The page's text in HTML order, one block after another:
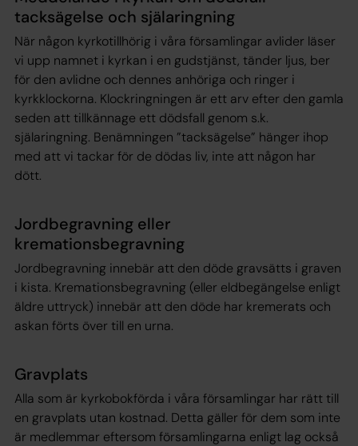
tacksägelse och själaringning
När någon kyrkotillhörig i våra församlingar avlider läser
vi upp namnet i kyrkan i en gudstjänst, tänder ljus, ber
för den avlidne och dennes anhöriga och ringer i
kyrkklockorna. Klockringningen är ett arv efter den gamla
seden att tillkännage ett dödsfall genom s.k.
själaringning. Benämningen ”tacksägelse” hänger ihop
med att vi tackar för de dödas liv, inte att någon har
dött.
Jordbegravning eller
kremationsbegravning
Jordbegravning innebär att den döde gravsätts i graven
i kista. Kremationsbegravning (eller eldbegängelse enligt
äldre uttryck) innebär att den döde har kremerats och
askan förts över till en urna.
Gravplats
Alla som är kyrkobokförda i våra församlingar har rätt till
en gravplats utan kostnad. Detta gäller för dem som inte
är medlemmar eftersom församlingarna enligt lag också